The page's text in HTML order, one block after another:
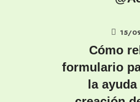
15/
Cómo
formulario
la